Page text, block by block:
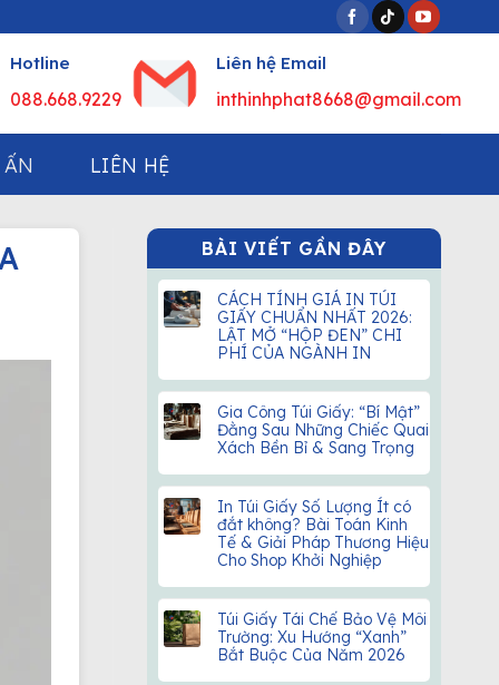
Hotline
088.668.9229
Liên hệ Email
inthinhphat8668@gmail.com
LIÊN HỆ
BÀI VIẾT GẦN ĐÂY
CÁCH TÍNH GIÁ IN TÚI
GIẤY CHUẨN NHẤT 2026:
LẬT MỞ “HỘP ĐEN” CHI
PHÍ CỦA NGÀNH IN
Gia Công Túi Giấy: “Bí Mật”
Đằng Sau Những Chiếc Quai
Xách Bền Bỉ & Sang Trọng
In Túi Giấy Số Lượng Ít có
đắt không? Bài Toán Kinh
Tế & Giải Pháp Thương Hiệu
Cho Shop Khởi Nghiệp
Túi Giấy Tái Chế Bảo Vệ Môi
Trường: Xu Hướng “Xanh”
Bắt Buộc Của Năm 2026